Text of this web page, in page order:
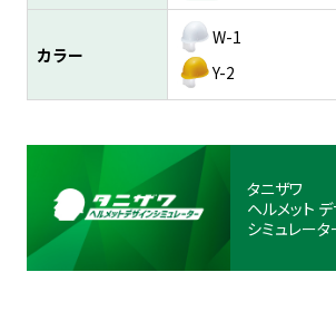
カラー
W-1
Y-2
タニザワ
ヘルメット
シミュレータ